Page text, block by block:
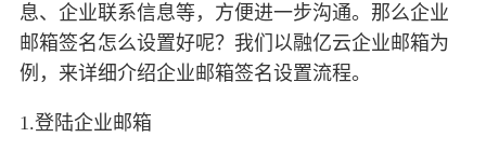
息、企业联系信息等，方便进一步沟通。那么企业
邮箱签名怎么设置好呢？我们以融亿云企业邮箱为
例，来详细介绍企业邮箱签名设置流程。
1.登陆企业邮箱